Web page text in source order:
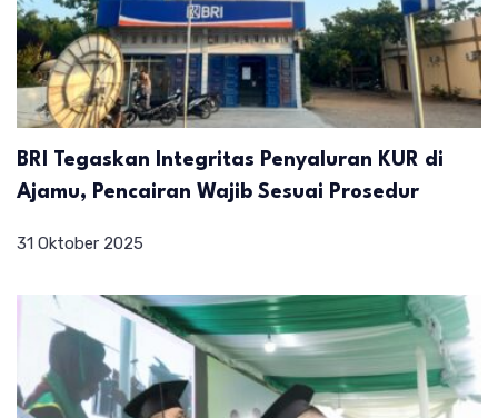
BRI Tegaskan Integritas Penyaluran KUR di
Ajamu, Pencairan Wajib Sesuai Prosedur
31 Oktober 2025